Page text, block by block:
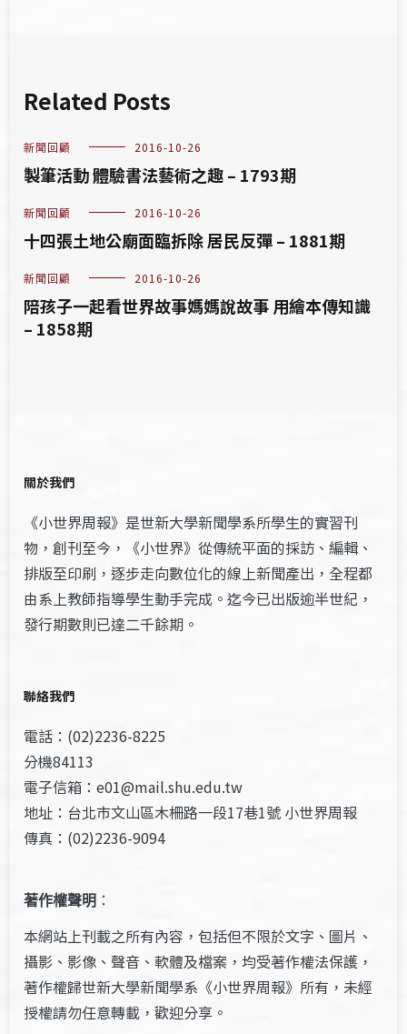
Related Posts
新聞回顧 2016-10-26
製筆活動 體驗書法藝術之趣 – 1793期
新聞回顧 2016-10-26
十四張土地公廟面臨拆除 居民反彈 – 1881期
新聞回顧 2016-10-26
陪孩子一起看世界故事媽媽說故事 用繪本傳知識
– 1858期
關於我們
《小世界周報》是世新大學新聞學系所學生的實習刊
物，創刊至今，《小世界》從傳統平面的採訪、編輯、
排版至印刷，逐步走向數位化的線上新聞產出，全程都
由系上教師指導學生動手完成。迄今已出版逾半世紀，
發行期數則已達二千餘期。
聯絡我們
電話：(02)2236-8225
分機84113
電子信箱：e01@mail.shu.edu.tw
地址：台北市文山區木柵路一段17巷1號 小世界周報
傳真：(02)2236-9094
著作權聲明 ：
本網站上刊載之所有內容，包括但不限於文字、圖片、
攝影、影像、聲音、軟體及檔案，均受著作權法保護，
著作權歸世新大學新聞學系《小世界周報》所有，未經
授權請勿任意轉載，歡迎分享。